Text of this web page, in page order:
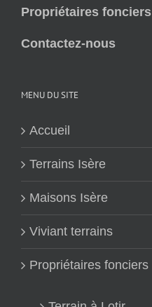
Propriétaires fonciers
Contactez-nous
MENU DU SITE
Accueil
Terrains Isère
Maisons Isère
Viviant terrains
Propriétaires fonciers